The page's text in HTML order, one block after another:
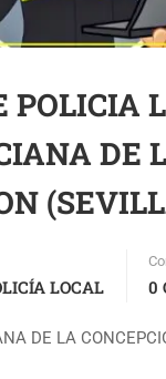
POLICIA
DE
LOCAL 0
DE LA